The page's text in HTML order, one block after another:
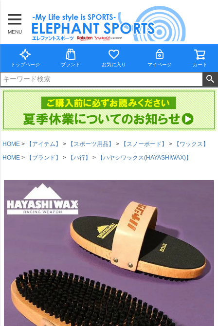
MENU
トップページ ブランド お気に入り マイページ カート
HOME 【アイテム】 【スポーツ用品】 【スノーボード】
【ワックス】
HOME
【ブランド】 【ハ行】 【ハヤシワックス(HAYASHIWAX)】